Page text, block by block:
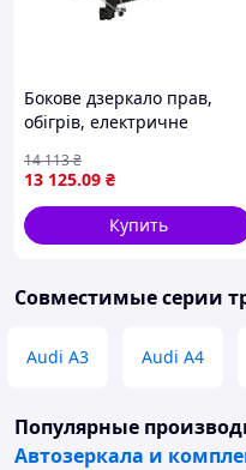
Бокове дзеркало прав,
обігрів, електричне
13 125.09 ₴
14 113₴
Купить
Совместимые серии
Audi A3 Audi A4
Популярные
Автозеркала и